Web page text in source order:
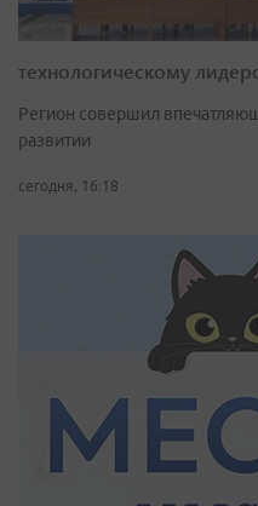
технологическому
Регион совершил
развитии
сегодня, 16:18